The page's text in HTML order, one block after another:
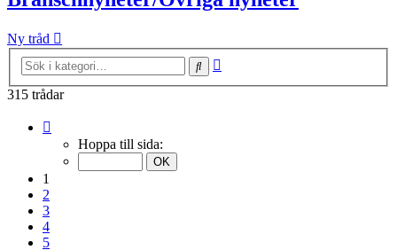
Ny tråd
Sök
315 trådar
Hoppa till sida:
1
2
3
4
5